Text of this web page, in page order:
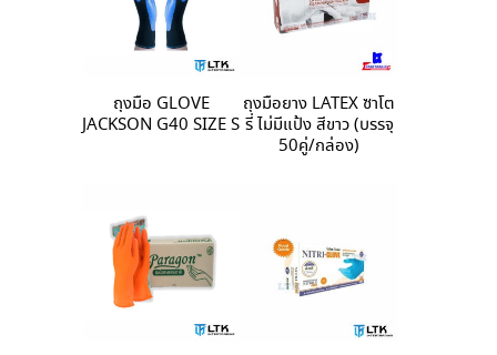
ถุงมือ GLOVE
JACKSON G40 SIZE S
ถุงมือยาง LATEX ซาโต
รี่ ไม่มีแป้ง สีขาว (บรรจุ
50คู่/กล่อง)